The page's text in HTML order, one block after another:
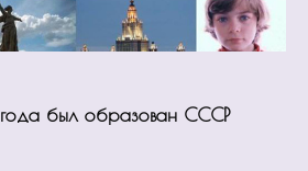
был образован СССР